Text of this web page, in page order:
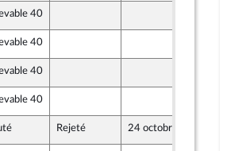
40
40
40
40
Rejeté 24 octobre 2024